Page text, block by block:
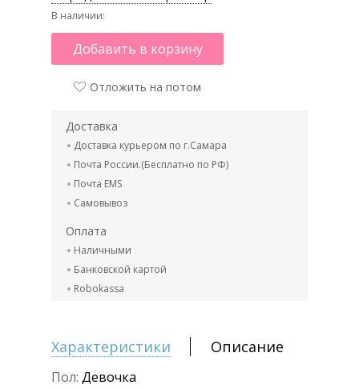
В наличии:
Добавить в корзину
Отложить на потом
Доставка
Доставка курьером по г.Самара
Почта России.(Бесплатно по РФ)
Почта EMS
Самовывоз
Оплата
Наличными
Банковской картой
Robokassa
Характеристики Описание
Пол: Девочка